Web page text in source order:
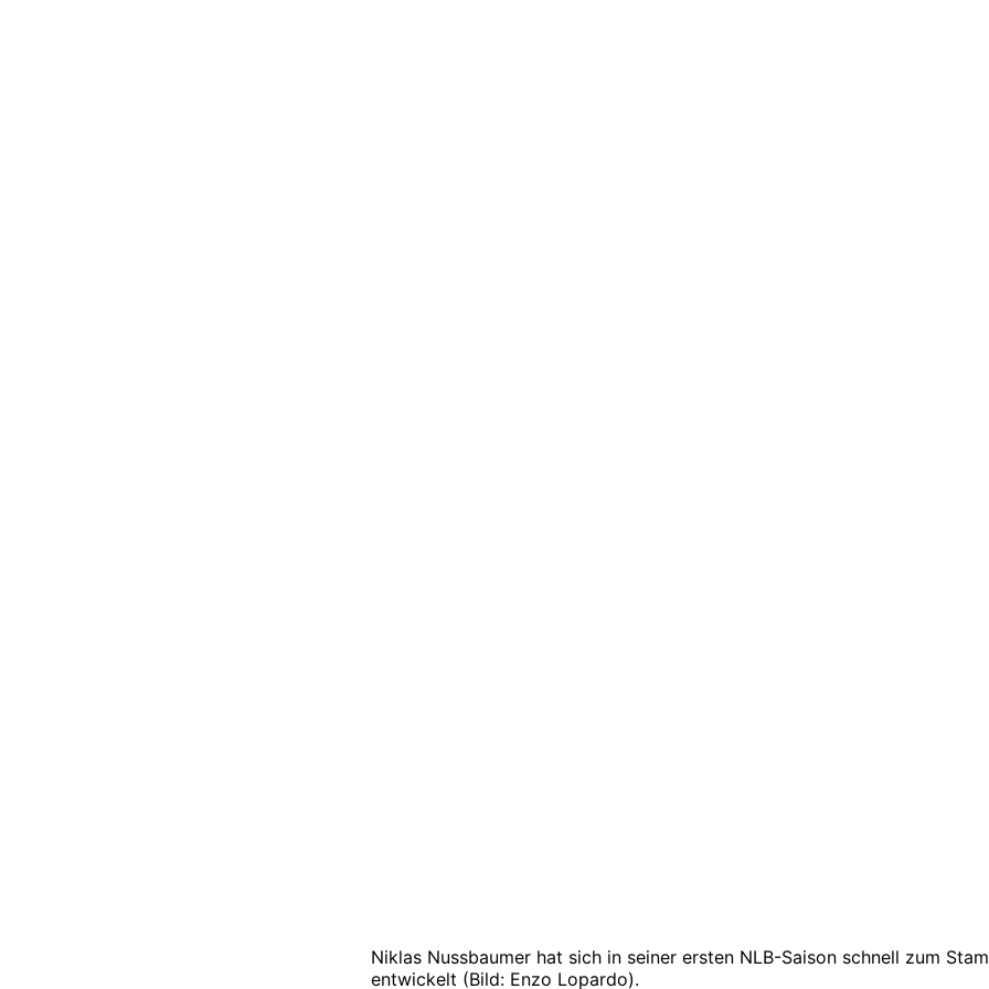
Niklas Nussbaumer hat sich in seiner ersten NLB-Saison schnell zum
entwickelt (Bild: Enzo Lopardo).